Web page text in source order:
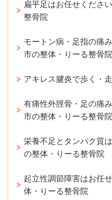
扁平足はお任せくださ
整骨院
モートン病・足指の痛
市の整体・りーる整骨院
アキレス腱炎で歩く・
有痛性外脛骨・足の痛
市の整体・りーる整骨院
栄養不足とタンパク質
の整体・りーる整骨院
起立性調節障害はお任
体・りーる整骨院